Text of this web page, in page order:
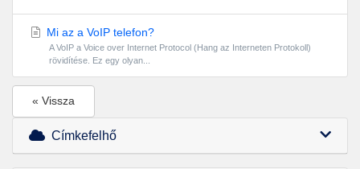
Mi az a VoIP telefon?
A VoIP a Voice over Internet Protocol (Hang az Interneten Protokoll)
rövidítése. Ez egy olyan...
« Vissza
Címkefelhő